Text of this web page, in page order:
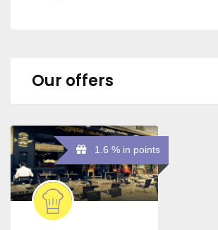
Our offers
1.6 % in points